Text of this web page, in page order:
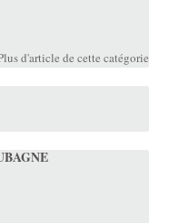
d'article de cette catégorie